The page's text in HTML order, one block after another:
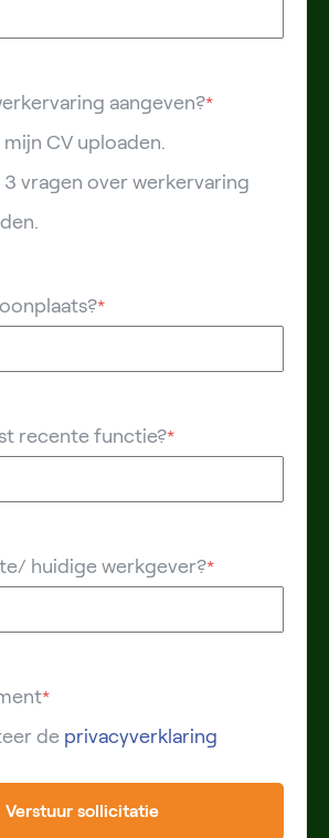
aangeven?*
mijn CV uploaden.
3 vragen over werkervaring
*
recente functie?*
huidige werkgever?*
*
de privacyverklaring
Verstuur sollicitatie